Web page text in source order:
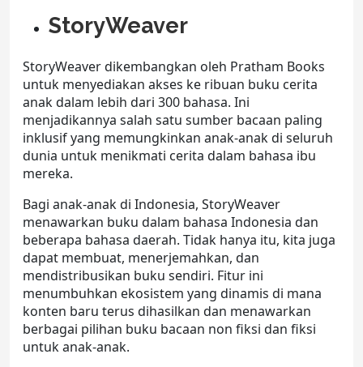
StoryWeaver
StoryWeaver dikembangkan oleh Pratham Books
untuk menyediakan akses ke ribuan buku cerita
anak dalam lebih dari 300 bahasa. Ini
menjadikannya salah satu sumber bacaan paling
inklusif yang memungkinkan anak-anak di seluruh
dunia untuk menikmati cerita dalam bahasa ibu
mereka.
Bagi anak-anak di Indonesia, StoryWeaver
menawarkan buku dalam bahasa Indonesia dan
beberapa bahasa daerah. Tidak hanya itu, kita juga
dapat membuat, menerjemahkan, dan
mendistribusikan buku sendiri. Fitur ini
menumbuhkan ekosistem yang dinamis di mana
konten baru terus dihasilkan dan menawarkan
berbagai pilihan buku bacaan non fiksi dan fiksi
untuk anak-anak.